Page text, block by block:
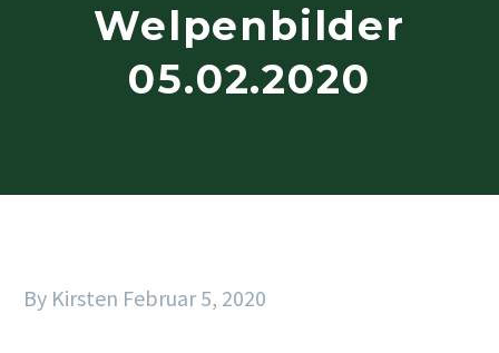
Welpenbilder
05.02.2020
By Kirsten Februar 5, 2020